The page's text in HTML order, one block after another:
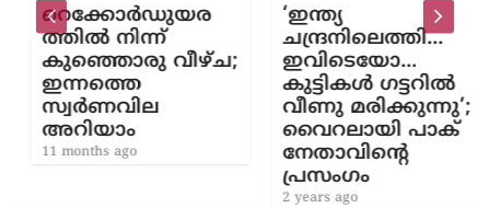
റെക്കോര്‍ഡുയര
ത്തില്‍ നിന്ന്
കുഞ്ഞൊരു വീഴ്ച;
ഇന്നത്തെ
സ്വര്‍ണവില
അറിയാം
11 months ago
‘ഇന്ത്യ
ചന്ദ്രനിലെത്തി…
ഇവിടെയോ…
കുട്ടികൾ ഗട്ടറിൽ
വീണു മരിക്കുന്നു’;
വൈറലായി പാക്
നേതാവിന്റെ
പ്രസംഗം
2 years ago